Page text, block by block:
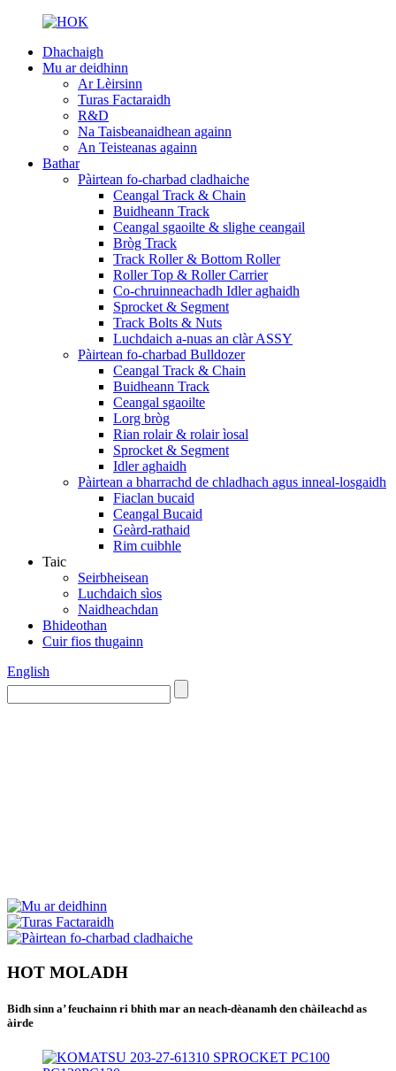
Dhachaigh
Mu ar deidhinn
Ar Lèirsinn
Turas Factaraidh
R&D
Na Taisbeanaidhean againn
An Teisteanas againn
Bathar
Pàirtean fo-charbad cladhaiche
Ceangal Track & Chain
Buidheann Track
Ceangal sgaoilte & slighe ceangail
Bròg Track
Track Roller & Bottom Roller
Roller Top & Roller Carrier
Co-chruinneachadh Idler aghaidh
Sprocket & Segment
Track Bolts & Nuts
Luchdaich a-nuas an clàr ASSY
Pàirtean fo-charbad Bulldozer
Ceangal Track & Chain
Buidheann Track
Ceangal sgaoilte
Lorg bròg
Rian rolair & rolair ìosal
Sprocket & Segment
Idler aghaidh
Pàirtean a bharrachd de chladhach agus inneal-losgaidh
Fiaclan bucaid
Ceangal Bucaid
Geàrd-rathaid
Rim cuibhle
Taic
Seirbheisean
Luchdaich sìos
Naidheachdan
Bhideothan
Cuir fios thugainn
English
HOT MOLADH
Bidh sinn a’ feuchainn ri bhith mar an neach-dèanamh den chàileachd as
àirde